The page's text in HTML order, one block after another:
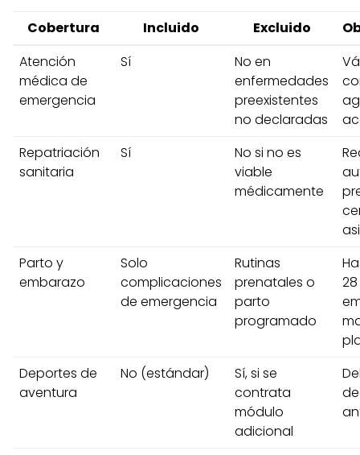
Cobertura Incluido Excluido
Atención
médica de
emergencia
Sí
No en
enfermedades
preexistentes
no declaradas
Repatriación
sanitaria
Sí
No si no es
viable
médicamente
Parto y
embarazo
Solo
complicaciones
de emergencia
Rutinas
prenatales o
parto
programado
Deportes de
aventura
No (estándar)
Sí, si se
contrata
módulo
adicional